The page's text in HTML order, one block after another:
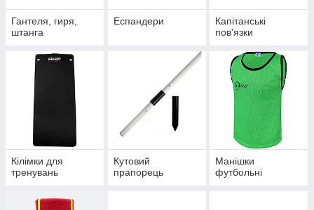
Гантеля, гиря,
штанга
Еспандери
Капітанські
пов'язки
Кілімки для
тренувань
Кутовий
прапорець
Манішки
футбольні